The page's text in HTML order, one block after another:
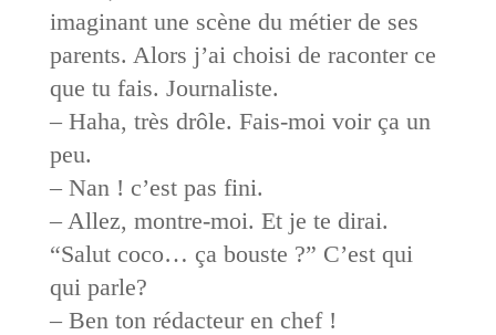
imaginant une scène du métier de ses
parents. Alors j’ai choisi de raconter ce
que tu fais. Journaliste.
– Haha, très drôle. Fais-moi voir ça un
peu.
– Nan ! c’est pas fini.
– Allez, montre-moi. Et je te dirai.
“Salut coco… ça bouste ?” C’est qui
qui parle?
– Ben ton rédacteur en chef !